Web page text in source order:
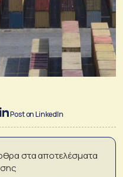
Post on LinkedIn
στα αποτελέσματα